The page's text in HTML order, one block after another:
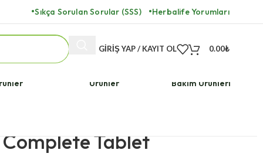
Sıkça Sorulan Sorular (SSS) Herbalife Yorumları
GIRIŞ YAP / KAYIT OL 0.00₺
Ürünler
Bakım Ürünleri
Complete Tablet